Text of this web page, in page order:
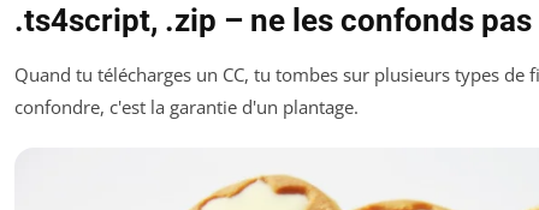
.ts4script, .zip – ne les confonds pas
Quand tu télécharges un CC, tu tombes sur plusieurs types de
confondre, c'est la garantie d'un plantage.